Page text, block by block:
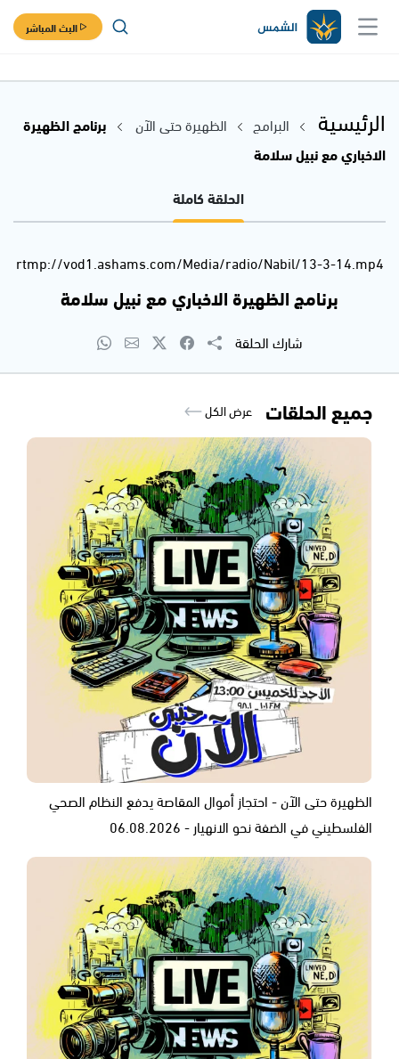
البث المباشر
الرئيسية البرامج الظهيرة حتى الآن
برنامج الظهيرة
الاخباري مع نبيل سلامة
الحلقة كاملة
rtmp://vod1.ashams.com/Media/radio/Nabil/13-3-14.mp4
برنامج الظهيرة الاخباري مع نبيل سلامة
شارك الحلقة
جميع الحلقات عرض الكل
الظهيرة حتى الآن - احتجاز أموال المقاصة يدفع النظام الصحي
الفلسطيني في الضفة نحو الانهيار - 06.08.2026